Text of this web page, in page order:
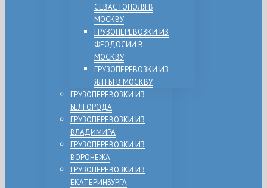
СЕВАСТОПОЛЯ В
МОСКВУ
ГРУЗОПЕРЕВОЗКИ ИЗ
ФЕОДОСИИ В
МОСКВУ
ГРУЗОПЕРЕВОЗКИ ИЗ
ЯЛТЫ В МОСКВУ
ГРУЗОПЕРЕВОЗКИ ИЗ
БЕЛГОРОДА
ГРУЗОПЕРЕВОЗКИ ИЗ
ВЛАДИМИРА
ГРУЗОПЕРЕВОЗКИ ИЗ
ВОРОНЕЖА
ГРУЗОПЕРЕВОЗКИ ИЗ
ЕКАТЕРИНБУРГА